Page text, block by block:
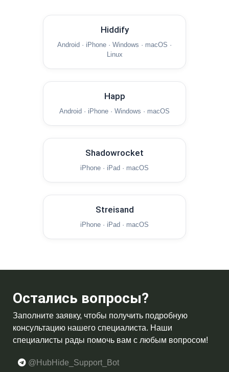
Hiddify
Android · iPhone · Windows · macOS ·
Linux
Happ
Android · iPhone · Windows · macOS
Shadowrocket
iPhone · iPad · macOS
Streisand
iPhone · iPad · macOS
Остались вопросы?
Заполните заявку, чтобы получить подробную
консультацию нашего специалиста. Наши
специалисты рады помочь вам с любым вопросом!
@HubHide_Support_Bot